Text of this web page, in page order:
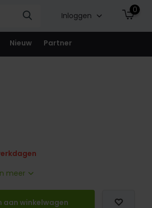
Inloggen
0
Nieuw Partner
meer
aan winkelwagen